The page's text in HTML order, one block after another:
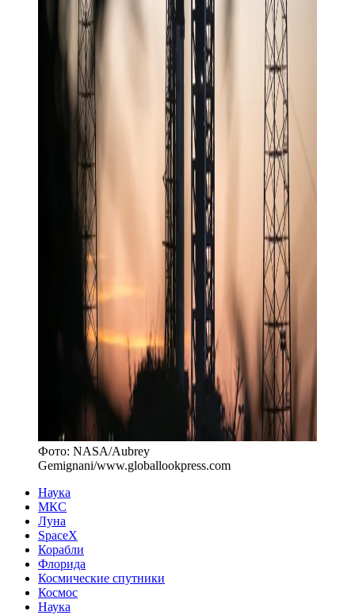
Фото: NASA/Aubrey
Gemignani/www.globallookpress.com
Наука
МКС
Луна
SpaceX
Корабли
Флорида
Космические спутники
Космос
Наука